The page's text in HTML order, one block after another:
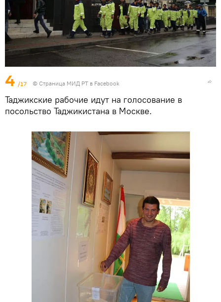
4 /17 © Страница МИД РТ в Facebook
Таджикские рабочие идут на голосование в
посольство Таджикистана в Москве.